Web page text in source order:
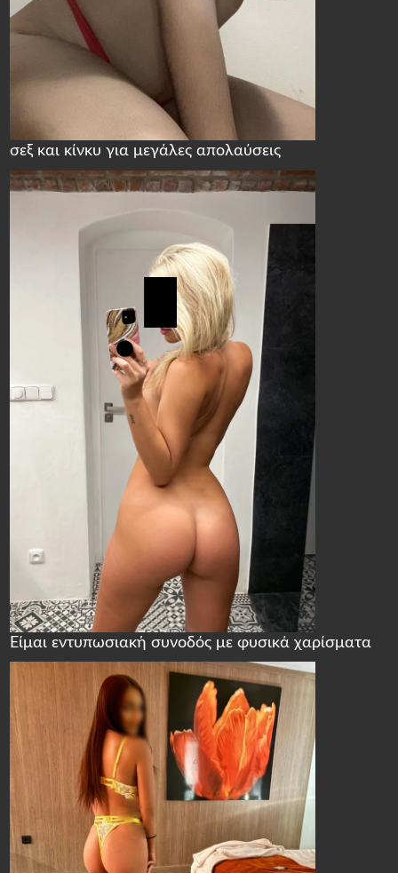
σεξ και κίνκυ για μεγάλες απολαύσεις
Είμαι εντυπωσιακή συνοδός με φυσικά χαρίσματα